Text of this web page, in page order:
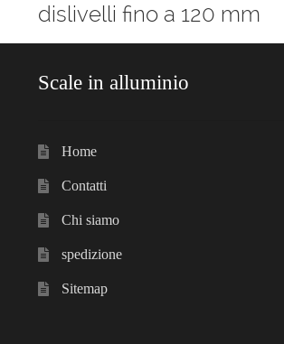
dislivelli fino a 120 mm
Scale in alluminio
Home
Contatti
Chi siamo
spedizione
Sitemap